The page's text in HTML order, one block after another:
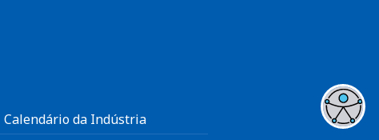
Calendário da Indústria